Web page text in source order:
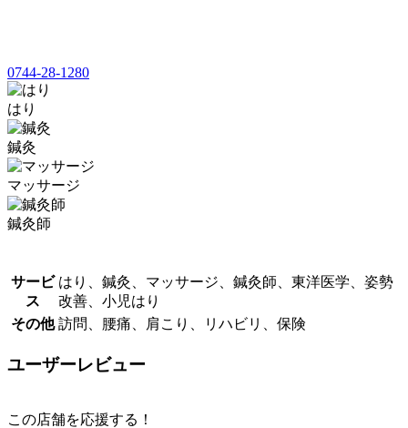
0744-28-1280
はり
鍼灸
マッサージ
鍼灸師
サービ
ス
はり、鍼灸、マッサージ、鍼灸師、東洋医学、姿勢
改善、小児はり
その他 訪問、腰痛、肩こり、リハビリ、保険
ユーザーレビュー
この店舗を応援する！